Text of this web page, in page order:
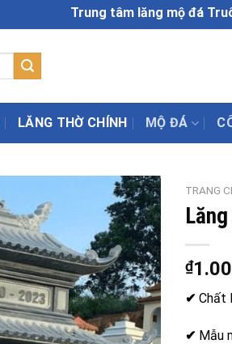
Trung tâm lăng mộ đá Truông
LĂNG THỜ CHÍNH MỘ ĐÁ
TRANG
₫
✔ Chất
✔ Mẫu